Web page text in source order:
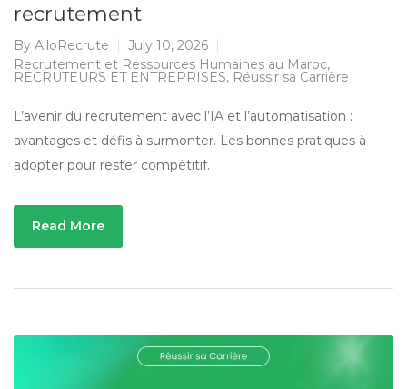
recrutement
By AlloRecrute
July 10, 2026
Recrutement et Ressources Humaines au Maroc,
RECRUTEURS ET ENTREPRISES, Réussir sa Carrière
L’avenir du recrutement avec l’IA et l’automatisation :
avantages et défis à surmonter. Les bonnes pratiques à
adopter pour rester compétitif.
Read More